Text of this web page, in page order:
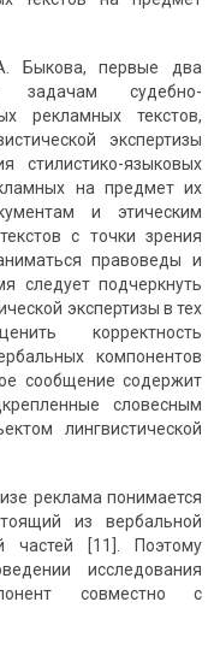
Быкова, первые два
задачам судебно-
рекламных текстов,
экспертизы
стилистико-языковых
на предмет их
и этическим
с точки зрения
правоведы и
следует подчеркнуть
экспертизы в тех
корректность
компонентов
сообщение содержит
словесным
лингвистической
реклама понимается
из вербальной
частей [11]. Поэтому
исследования
совместно с